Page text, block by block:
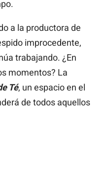
a la productora de
improcedente,
trabajando. ¿En
momentos? La
Té, un espacio en el
de todos aquellos